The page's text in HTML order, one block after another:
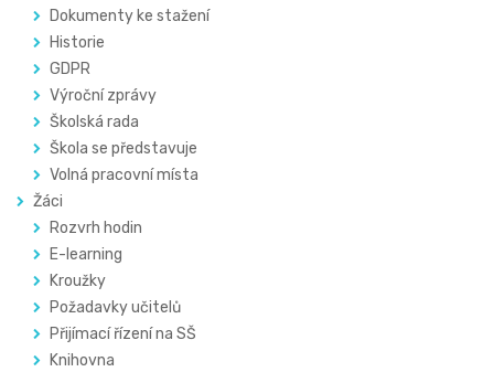
Dokumenty ke stažení
Historie
GDPR
Výroční zprávy
Školská rada
Škola se představuje
Volná pracovní místa
Žáci
Rozvrh hodin
E-learning
Kroužky
Požadavky učitelů
Přijímací řízení na SŠ
Knihovna